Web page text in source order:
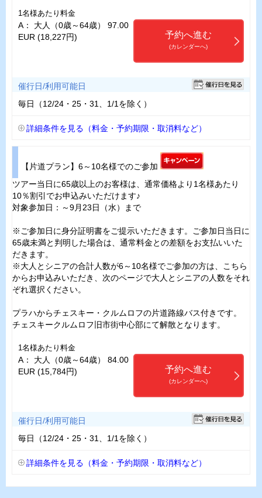
1名様あたり料金
A： 大人（0歳～64歳） 97.00
EUR (18,227円)
予約へ進む
(カレンダーへ)
催行日/利用可能日
毎日（12/24・25・31、1/1を除く）
詳細条件を見る（料金・予約期限・取消料など）
【片道プラン】6～10名様でのご参加
ツアー当日に65歳以上のお客様は、通常価格より1名様あたり
10％割引でお申込みいただけます♪
対象参加日：～9月23日（水）まで
※ご参加日に身分証明書をご提示いただきます。ご参加日当日に
65歳未満と判明した場合は、通常料金との差額をお支払いいた
だきます。
※大人とシニアの合計人数が6～10名様でご参加の方は、こちら
からお申込みいただき、次のページで大人とシニアの人数をそれ
ぞれ選択ください。
プラハからチェスキー・クルムロフの片道路線バス付きです。
チェスキークルムロフ旧市街中心部にて解散となります。
1名様あたり料金
A： 大人（0歳～64歳） 84.00
EUR (15,784円)
予約へ進む
(カレンダーへ)
催行日/利用可能日
毎日（12/24・25・31、1/1を除く）
詳細条件を見る（料金・予約期限・取消料など）